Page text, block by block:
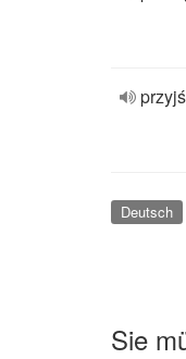
Deutsch
Sie